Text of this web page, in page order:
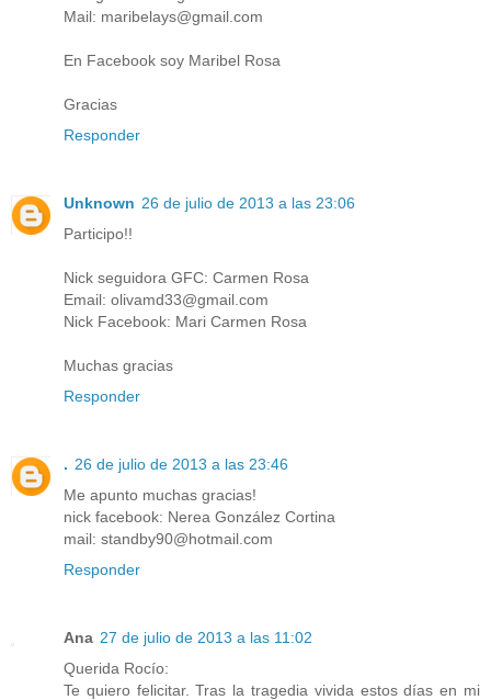
Mail: maribelays@gmail.com
En Facebook soy Maribel Rosa
Gracias
Responder
Unknown 26 de julio de 2013 a las 23:06
Participo!!
Nick seguidora GFC: Carmen Rosa
Email: olivamd33@gmail.com
Nick Facebook: Mari Carmen Rosa
Muchas gracias
Responder
. 26 de julio de 2013 a las 23:46
Me apunto muchas gracias!
nick facebook: Nerea González Cortina
mail: standby90@hotmail.com
Responder
Ana 27 de julio de 2013 a las 11:02
Querida Rocío:
Te quiero felicitar. Tras la tragedia vivida estos días en mi